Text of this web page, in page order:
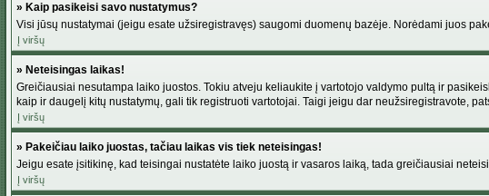
» Kaip pasikeisi savo nustatymus?
Visi jūsų nustatymai (jeigu esate užsiregistravęs) saugomi duomenų bazėje. Norėdami juos
Į viršų
» Neteisingas laikas!
Greičiausiai nesutampa laiko juostos. Tokiu atveju keliaukite į vartotojo valdymo pultą ir
kaip ir daugelį kitų nustatymų, gali tik registruoti vartotojai. Taigi jeigu dar neužsiregistravote,
Į viršų
» Pakeičiau laiko juostas, tačiau laikas vis tiek neteisingas!
Jeigu esate įsitikinę, kad teisingai nustatėte laiko juostą ir vasaros laiką, tada greičiausiai
Į viršų